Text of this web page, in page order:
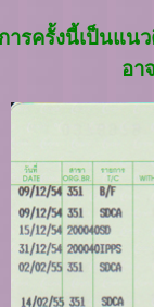
ารครั้งนี้เป็นแน
อา